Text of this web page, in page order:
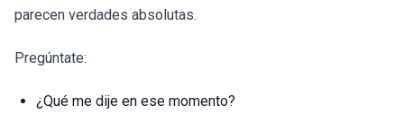
parecen verdades absolutas.
Pregúntate:
¿Qué me dije en ese momento?